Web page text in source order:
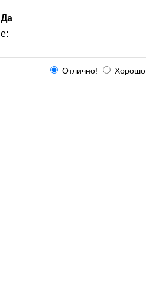
Да
Отлично!
Хорошо